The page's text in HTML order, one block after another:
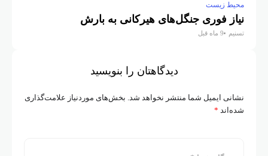
محیط زیست
نیاز فوری جنگل‌های هیرکانی به بارش
تسنیم 9 ماه قبل
دیدگاهتان را بنویسید
نشانی ایمیل شما منتشر نخواهد شد. بخش‌های موردنیاز علامت‌گذاری
شده‌اند *